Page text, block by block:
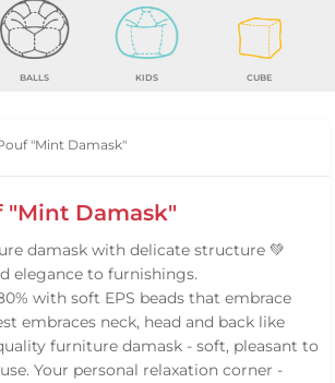
BALLS KIDS CUBE
"Mint Damask"
"Mint Damask"
damask with delicate structure 💚
elegance to furnishings.
with soft EPS beads that embrace
embraces neck, head and back like
furniture damask - soft, pleasant to
Your personal relaxation corner -